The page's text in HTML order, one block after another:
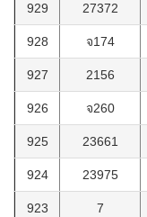
929 27372
928 จ174
927 2156
926 จ260
925 23661
924 23975
923 7